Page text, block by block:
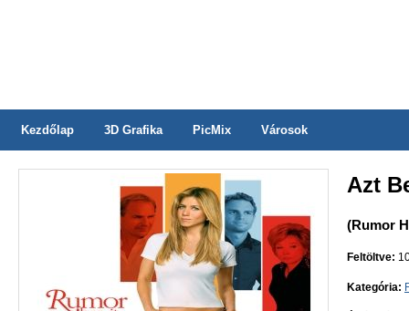
Kezdőlap 3D Grafika PicMix Városok
Azt
(Rumor
Feltöltve:
Kategória: